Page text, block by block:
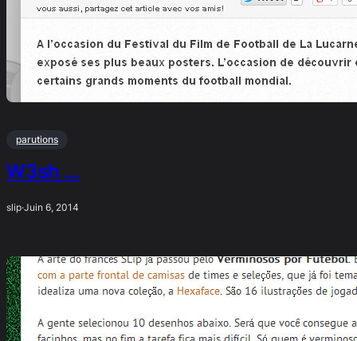
parutions
W3sh …
slip·Juin 6, 2014